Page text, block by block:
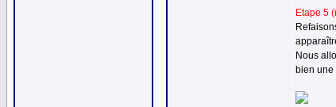
Etape 5
Nous
bien une